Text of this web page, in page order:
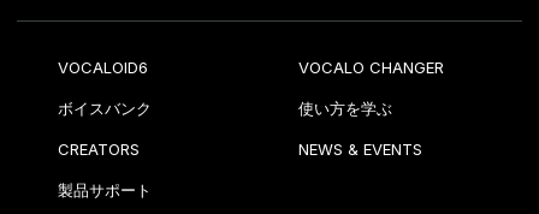
VOCALOID6 VOCALO CHANGER
ボイスバンク 使い方を学ぶ
CREATORS NEWS & EVENTS
製品サポート